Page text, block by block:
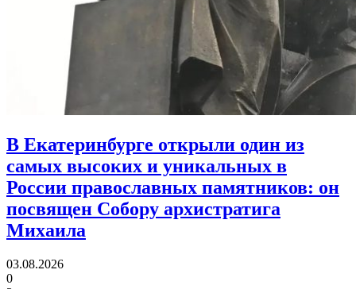
В Екатеринбурге открыли один из
самых высоких и уникальных в
России православных памятников: он
посвящен Собору архистратига
Михаила
03.08.2026
0